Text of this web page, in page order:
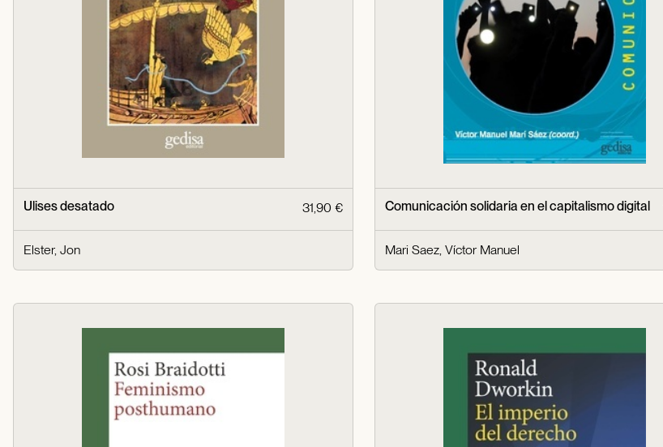
Ulises desatado 31,90 €
Elster, Jon
Comunicación solidaria en el capitalismo digital
Mari Saez, Víctor Manuel